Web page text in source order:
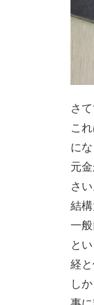
さ
こ
にな
元
さい
結
一
と
経
し